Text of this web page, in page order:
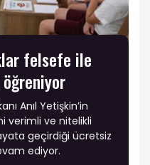
felsefe ile
Anıl Yetişkin’in
verimli ve nitelikli
geçirdiği ücretsiz
ediyor.